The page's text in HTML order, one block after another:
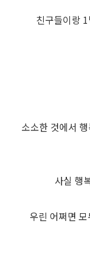
친구들이랑
소소한 것에서
사실 행
우린 어쩌면